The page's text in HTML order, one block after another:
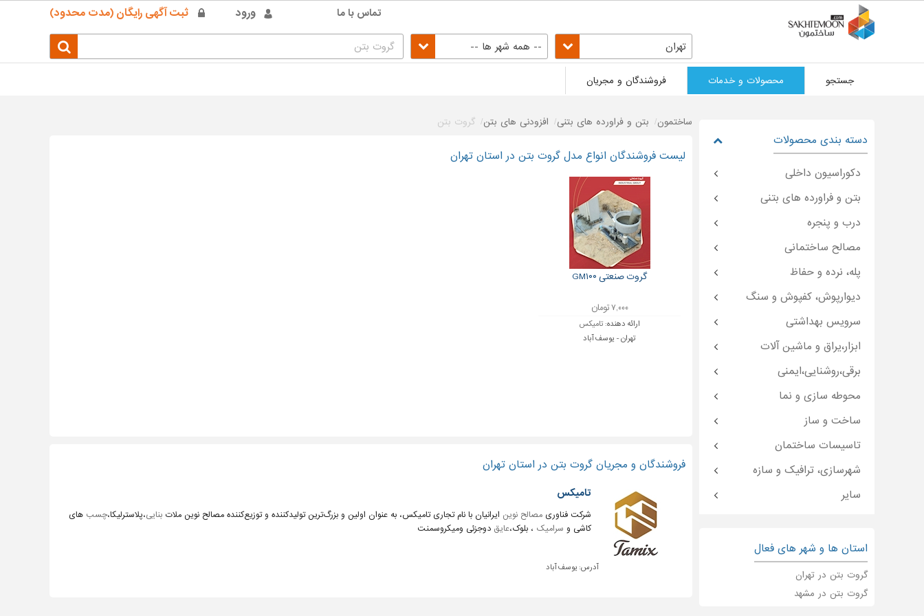
ورود ثبت آگهی رایگان (مدت محدود) تماس با ما
تهران -- همه شهر ها --
جستجو محصولات و خدمات فروشندگان و مجریان
ساختمون بتن و فراورده های بتنی افزودنی های بتن گروت بتن
لیست فروشندگان انواع مدل گروت بتن در استان تهران
گروت صنعتی GM۱۰۰
۷,۰۰۰ تومان
ارائه دهنده: تامیکس
تهران - یوسف آباد
فروشندگان و مجریان گروت بتن در استان تهران
تامیکس
شرکت فناوری مصالح نوین ایرانیان با نام تجاری تامیکس، به عنوان اولین و بزرگ‌ترین تولیدکننده و توزیع‌کننده مصالح نوین ملات بنایی،پلاسترلیکا،چسب های
کاشی و سرامیک ، بلوک،عایق دوجزئی ومیکروسمنت
آدرس: یوسف آباد
دسته بندی محصولات
دکوراسیون داخلی
بتن و فراورده های بتنی
درب و پنجره
مصالح ساختمانی
پله، نرده و حفاظ
دیوارپوش، کفپوش و سنگ
سرویس بهداشتی
ابزار،یراق و ماشین آلات
برقی،روشنایی،ایمنی
محوطه سازی و نما
ساخت و ساز
تاسیسات ساختمان
شهرسازی، ترافیک و سازه
سایر
استان ها و شهر های فعال
گروت بتن در تهران
گروت بتن در مشهد